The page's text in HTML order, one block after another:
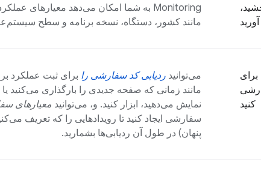
Monitoring به شما امکان می‌دهد معیارهای
مانند کشور، دستگاه، نسخه برنامه و سطح
کنید
می‌توانید ردیابی کد سفارشی را برای ثبت عملکرد
مانند زمانی که صفحه جدیدی را بارگذاری می‌کنید
نمایش می‌دهید، ابزار کنید. و، می‌توانید معیارهای
سفارشی ایجاد کنید تا رویدادهایی را که تعریف
پنهان) در طول آن ردیابی‌ها بشمارید.